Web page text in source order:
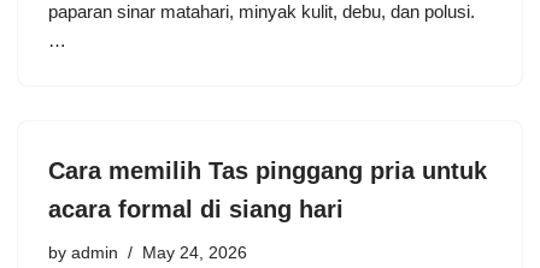
paparan sinar matahari, minyak kulit, debu, dan polusi.
…
Cara memilih Tas pinggang pria untuk
acara formal di siang hari
by admin May 24, 2026